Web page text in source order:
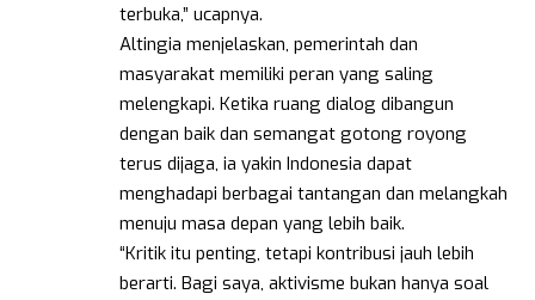
terbuka,” ucapnya.
Altingia menjelaskan, pemerintah dan
masyarakat memiliki peran yang saling
melengkapi. Ketika ruang dialog dibangun
dengan baik dan semangat gotong royong
terus dijaga, ia yakin Indonesia dapat
menghadapi berbagai tantangan dan melangkah
menuju masa depan yang lebih baik.
“Kritik itu penting, tetapi kontribusi jauh lebih
berarti. Bagi saya, aktivisme bukan hanya soal